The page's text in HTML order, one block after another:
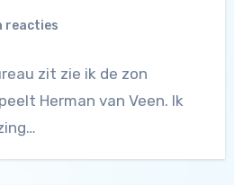
reacties
zit zie ik de zon
Herman van Veen. Ik